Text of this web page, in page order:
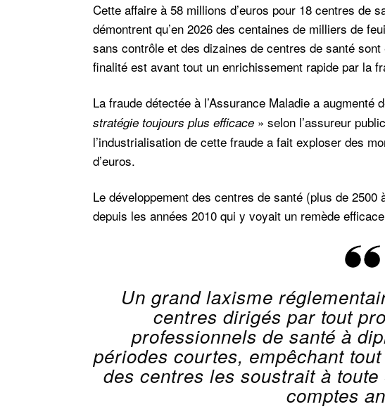
Cette affaire à 58 millions d’euros pour 18 centres de
démontrent qu’en 2026 des centaines de milliers de
sans contrôle et des dizaines de centres de santé
finalité est avant tout un enrichissement rapide par la
La fraude détectée à l’Assurance Maladie a augmenté
stratégie toujours plus efficace » selon l’assureur
l’industrialisation de cette fraude a fait exploser des
d’euros.
Le développement des centres de santé (plus de
depuis les années 2010 qui y voyait un remède
Un grand laxisme
centres dirigés par tout
professionnels de santé à
périodes courtes, empêchant
des centres les soustrait à
comptes